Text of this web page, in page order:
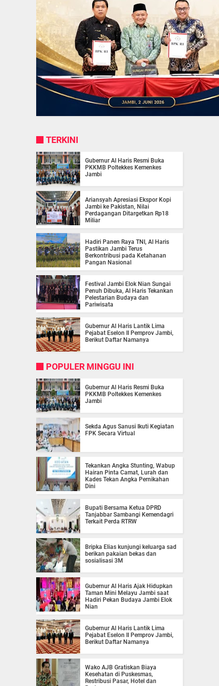
TERKINI
Gubernur Al Haris Resmi Buka
PKKMB Poltekkes Kemenkes
Jambi
Ariansyah Apresiasi Ekspor Kopi
Jambi ke Pakistan, Nilai
Perdagangan Ditargetkan Rp18
Miliar
Hadiri Panen Raya TNI, Al Haris
Pastikan Jambi Terus
Berkontribusi pada Ketahanan
Pangan Nasional
Festival Jambi Elok Nian Sungai
Penuh Dibuka, Al Haris Tekankan
Pelestarian Budaya dan
Pariwisata
Gubernur Al Haris Lantik Lima
Pejabat Eselon II Pemprov Jambi,
Berikut Daftar Namanya
POPULER MINGGU INI
Gubernur Al Haris Resmi Buka
PKKMB Poltekkes Kemenkes
Jambi
Sekda Agus Sanusi Ikuti Kegiatan
FPK Secara Virtual
Tekankan Angka Stunting, Wabup
Hairan Pinta Camat, Lurah dan
Kades Tekan Angka Pernikahan
Dini
Bupati Bersama Ketua DPRD
Tanjabbar Sambangi Kemendagri
Terkait Perda RTRW
Bripka Elias kunjungi keluarga sad
berikan pakaian bekas dan
sosialisasi 3M
Gubernur Al Haris Ajak Hidupkan
Taman Mini Melayu Jambi saat
Hadiri Pekan Budaya Jambi Elok
Nian
Gubernur Al Haris Lantik Lima
Pejabat Eselon II Pemprov Jambi,
Berikut Daftar Namanya
Wako AJB Gratiskan Biaya
Kesehatan di Puskesmas,
Restribusi Pasar, Hotel dan